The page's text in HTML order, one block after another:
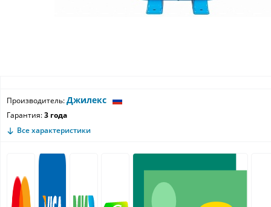
Производитель:Джилекс
Гарантия:3 года
Все характеристики